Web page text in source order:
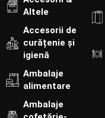
Altele
Accesorii de
curățenie și
igienă
Ambalaje
alimentare
Ambalaje